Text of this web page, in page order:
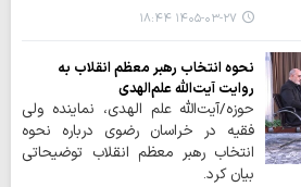
۱۴۰۵-۰۳-۲۷ ۱۸:۴۴
نحوه انتخاب رهبر معظم انقلاب به
روایت آیت‌الله علم‌الهدی
حوزه/آیت‌الله علم الهدی، نماینده ولی
فقیه در خراسان رضوی درباره نحوه
انتخاب رهبر معظم انقلاب توضیحاتی
بیان کرد.